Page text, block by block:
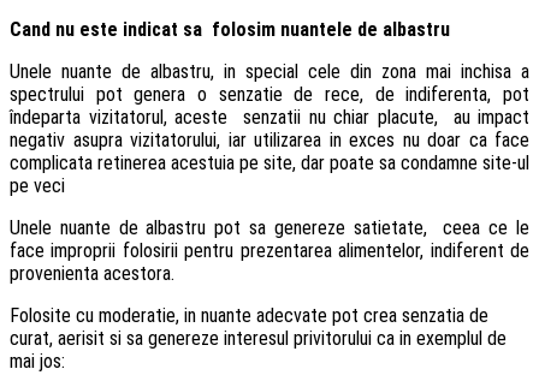
Cand nu este indicat sa folosim nuantele de albastru
Unele nuante de albastru, in special cele din zona mai inchisa a
spectrului pot genera o senzatie de rece, de indiferenta, pot
îndeparta vizitatorul, aceste senzatii nu chiar placute, au impact
negativ asupra vizitatorului, iar utilizarea in exces nu doar ca face
complicata retinerea acestuia pe site, dar poate sa condamne site-ul
pe veci
Unele nuante de albastru pot sa genereze satietate, ceea ce le
face improprii folosirii pentru prezentarea alimentelor, indiferent de
provenienta acestora.
Folosite cu moderatie, in nuante adecvate pot crea senzatia de
curat, aerisit si sa genereze interesul privitorului ca in exemplul de
mai jos: